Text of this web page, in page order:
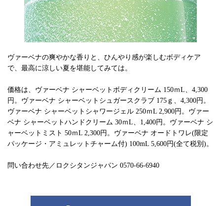
ヴァーベナの爽やかな香りと、ひんやり感が楽しむボディケア
で、最高に涼しい夏を堪能してみては。
価格は、ヴァーベナ シャーベットボディクリーム 150ｍL、4,300
円。ヴァーベナ シャーベットシュガースクラブ 175ｇ、4,300円。
ヴァーベナ シャーベットシャワージェル 250ｍL 2,900円。ヴァー
ベナ シャーベットハンドクリーム 30ｍL、1,400円。ヴァーベナ シ
ャーベットミスト 50ｍL 2,300円。ヴァーベナ オードトワレ(限定
パッケージ・アミュレットチャーム付) 100mL 5,600円(全て税別)。
問い合わせ先／ロクシタンジャパン 0570-66-6940